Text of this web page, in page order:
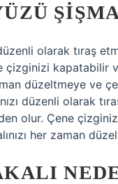
düzenli olarak tıraş
çizginizi kapatabilir
düzeltmeye ve
düzenli olarak
olur. Çene
her zaman